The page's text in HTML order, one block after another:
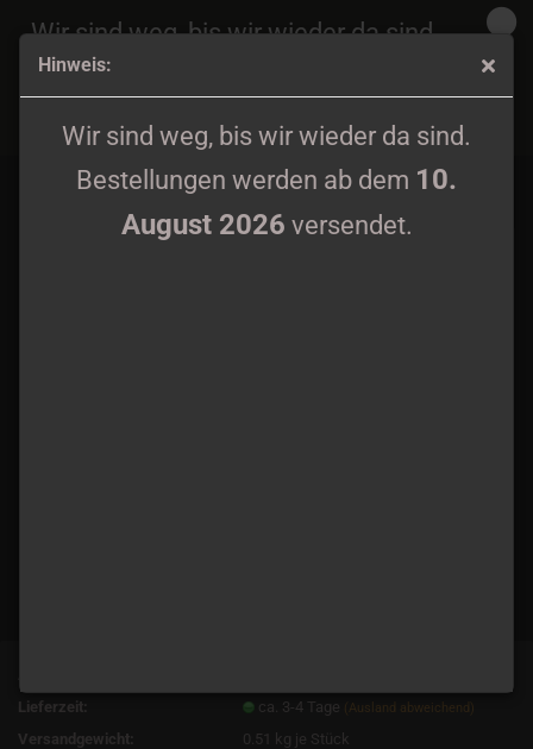
Hinweis:
Wir sind weg, bis wir wieder da sind.
Bestellungen werden ab dem 10.
August 2026 versendet.
Wir sind weg, bis wir wieder da sind.
Bestellungen werden ab dem
August 2026
versendet.
Lieferzeit:
ca. 3-4 Tage (Ausland abweichend)
Versandgewicht: 0.51 kg je Stück